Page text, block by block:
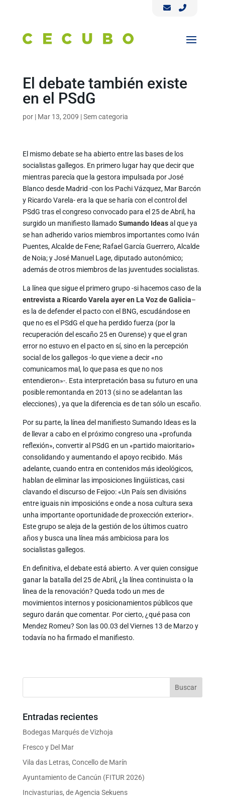
El debate también existe
en el PSdG
por | Mar 13, 2009 |Sem categoria
El mismo debate se ha abierto entre las bases de los
socialistas gallegos. En primero lugar hay que decir que
mientras parecía que la gestora impulsada por José
Blanco desde Madrid -con los Pachi Vázquez, Mar Barcón
y Ricardo Varela- era la que se haría con el control del
PSdG tras el congreso convocado para el 25 de Abril, ha
surgido un manifiesto llamadoSumando Ideasal que ya
se han adherido varios miembros importantes como Iván
Puentes, Alcalde de Fene; Rafael García Guerrero, Alcalde
de Noia; y José Manuel Lage, diputado autonómico;
además de otros miembros de las juventudes socialistas.
La línea que sigue el primero grupo -si hacemos caso de la
entrevista a Ricardo Varela ayer en La Voz de Galicia–
es la de defender el pacto con el BNG, escudándose en
que no es el PSdG el que ha perdido fuerza (por la
recuperación del escaño 25 en Ourense) y que el gran
error no estuvo en el pacto en sí, sino en la percepción
social de los gallegos -lo que viene a decir «no
comunicamos mal, lo que pasa es que no nos
entendieron»-. Esta interpretación basa su futuro en una
posible remontanda en 2013 (si no se adelantan las
elecciones) , ya que la diferencia es de tan sólo un escaño.
Por su parte, la línea del manifiesto Sumando Ideas es la
de llevar a cabo en el próximo congreso una «profunda
reflexión», convertir al PSdG en un «partido maioritario»
consolidando y aumentando el apoyo recibido. Más
adelante, cuando entra en contenidos más ideológicos,
hablan de eliminar las imposiciones lingüísticas, casi
clavando el discurso de Feijoo: «Un País sen divisións
entre iguais nin imposicións e onde a nosa cultura sexa
unha importante oportunidade de proxección exterior».
Este grupo se aleja de la gestión de los últimos cuatro
años y busca una línea más ambiciosa para los
socialistas gallegos.
En definitiva, el debate está abierto. A ver quien consigue
ganar la batalla del 25 de Abril, ¿la línea continuista o la
línea de la renovación? Queda todo un mes de
movimientos internos y posicionamientos públicos que
seguro darán que comentar. Por cierto, ¿qué pasa con
Mendez Romeu? Son las 00.03 del Viernes 13 de Marzo y
todavía no ha firmado el manifiesto.
Entradas recientes
Bodegas Marqués de Vizhoja
Fresco y Del Mar
Vila das Letras, Concello de Marín
Ayuntamiento de Cancún (FITUR 2026)
Incivasturias, de Agencia Sekuens